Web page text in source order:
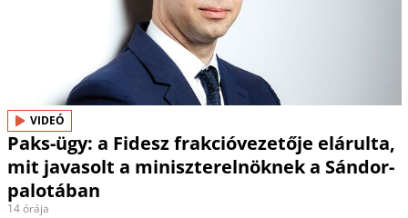
VIDEÓ
Paks-ügy: a Fidesz frakcióvezetője elárulta,
mit javasolt a miniszterelnöknek a Sándor-
palotában
14 órája